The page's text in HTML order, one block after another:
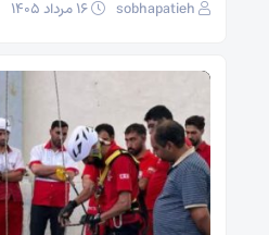
sobhapatieh